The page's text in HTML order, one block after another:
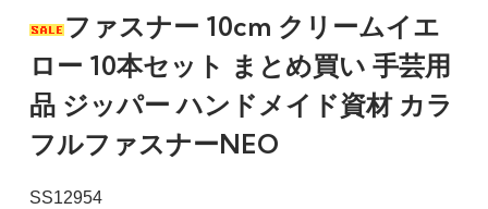
ファスナー 10cm クリームイエ
ロー 10本セット まとめ買い 手芸用
品 ジッパー ハンドメイド資材 カラ
フルファスナーNEO
SS12954